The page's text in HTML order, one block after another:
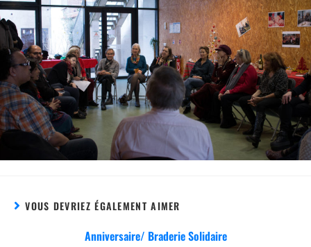
VOUS DEVRIEZ ÉGALEMENT AIMER
Anniversaire/ Braderie Solidaire